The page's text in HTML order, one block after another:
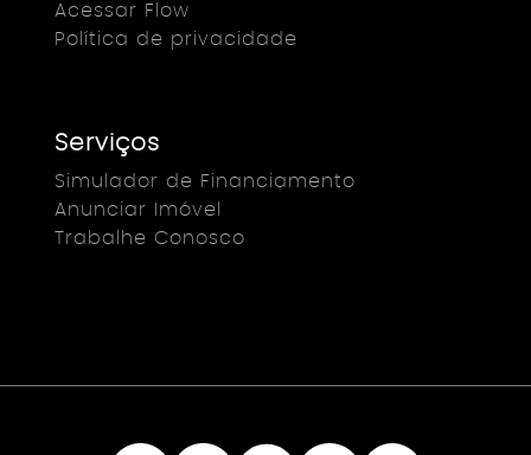
Acessar Flow
Política de privacidade
Serviços
Simulador de Financiamento
Anunciar Imóvel
Trabalhe Conosco